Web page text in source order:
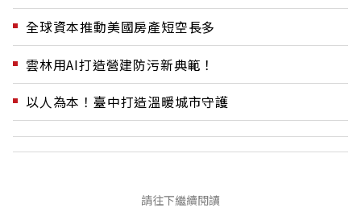
全球資本推動美國房產短空長多
雲林用AI打造營建防污新典範！
以人為本！臺中打造溫暖城市守護
請往下繼續閱讀